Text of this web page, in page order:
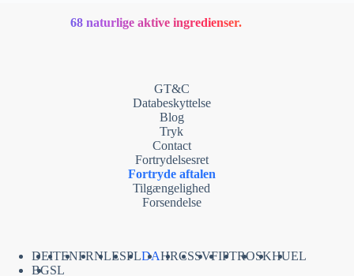
68 naturlige aktive ingredienser.
GT&C
Databeskyttelse
Blog
Tryk
Contact
Fortrydelsesret
Fortryde aftalen
Tilgængelighed
Forsendelse
DEITENFRNLESPLDAHRCSSVFIPTROSKHUEL
BGSL